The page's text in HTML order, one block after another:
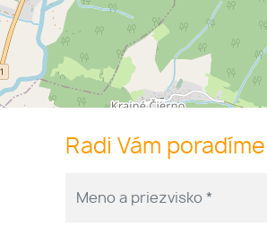
Radi Vám poradíme